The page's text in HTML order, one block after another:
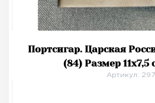
Портсигар. Царская
(84) Размер 11х7,5
Артикул: